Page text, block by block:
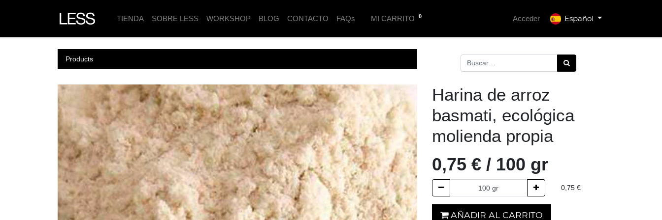
Español
TIENDA SOBRE LESS WORKSHOP BLOG CONTACTO FAQs MI CARRITO 0 Acceder
Products
Harina de arroz
basmati, ecológica
molienda propia
0,75 € / 100 gr
0,75 €
AÑADIR AL CARRITO